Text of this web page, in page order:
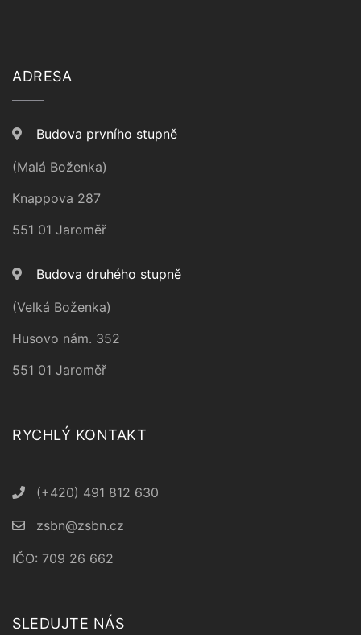
ADRESA
Budova prvního stupně
(Malá Boženka)
Knappova 287
551 01 Jaroměř
Budova druhého stupně
(Velká Boženka)
Husovo nám. 352
551 01 Jaroměř
RYCHLÝ KONTAKT
(+420) 491 812 630
zsbn@zsbn.cz
IČO: 709 26 662
SLEDUJTE NÁS